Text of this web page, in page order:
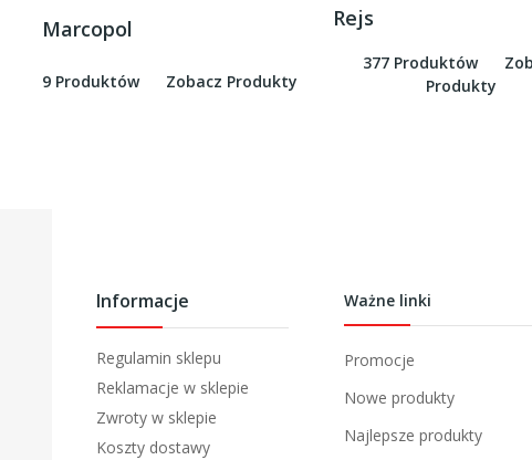
Marcopol
9 Produktów Zobacz Produkty
Rejs
377 Produktów
Produkty
Informacje
Regulamin sklepu
Reklamacje w sklepie
Zwroty w sklepie
Koszty dostawy
Ważne linki
Promocje
Nowe produkty
Najlepsze produkty